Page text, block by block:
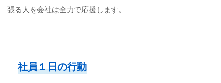
張る人を会社は全力で応援します。
社員１日の行動